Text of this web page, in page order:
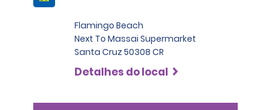
Flamingo Beach
Next To Massai Supermarket
Santa Cruz 50308 CR
Detalhes do local